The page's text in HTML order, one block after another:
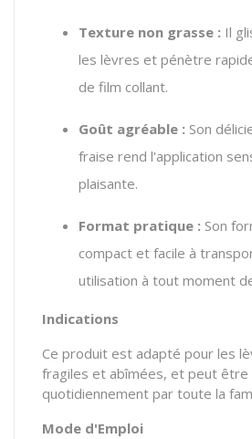
Texture non grasse : Il
les lèvres et pénètre
de film collant.
Goût agréable : Son
fraise rend l'application
plaisante.
Format pratique : Son
compact et facile à
utilisation à tout moment
Indications
Ce produit est adapté pour les
fragiles et abîmées, et peut être
quotidiennement par toute la
Mode d'Emploi